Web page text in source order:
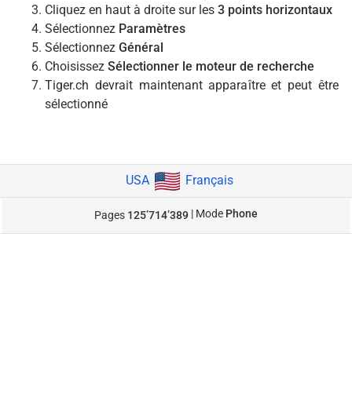
Cliquez en haut à droite sur les 3 points horizontaux
Sélectionnez Paramètres
Sélectionnez Général
Choisissez Sélectionner le moteur de recherche
Tiger.ch devrait maintenant apparaître et peut être
sélectionné
USA Français
Pages 125’714’389 | Mode Phone